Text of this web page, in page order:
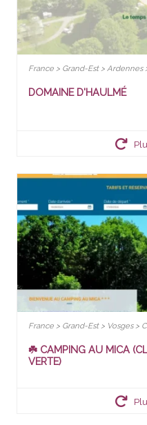
France > Grand-Est > Ardennes
DOMAINE D'HAULMÉ
France > Grand-Est > Vosges >
☘️ CAMPING AU MICA
VERTE)